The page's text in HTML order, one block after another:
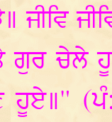
ਜੀਵਿ
ਗੁਰ ਚੇਲੇ
ਹੂਏ॥"